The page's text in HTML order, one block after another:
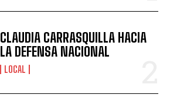
CLAUDIA CARRASQUILLA HACIA
LA DEFENSA NACIONAL
LOCAL